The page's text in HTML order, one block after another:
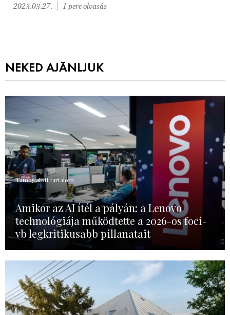
2023.03.27. 1 perc olvasás
NEKED AJÁNLJUK
Támogatott tartalom
Amikor az AI ítél a pályán: a Lenovo
technológiája működtette a 2026-os foci-
vb legkritikusabb pillanatait